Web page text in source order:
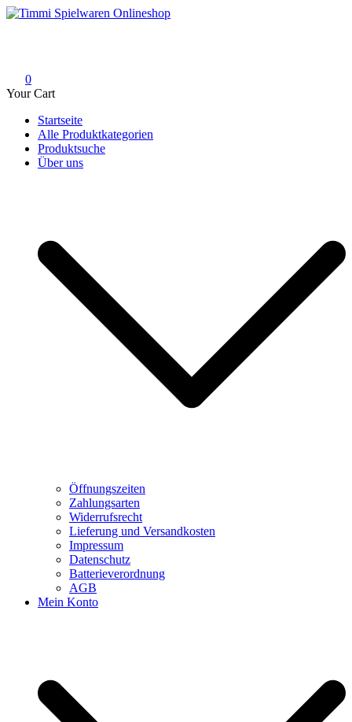
Skip
0
Your Cart
Startseite
Alle Produktkategorien
Produktsuche
Über uns
Öffnungszeiten
Zahlungsarten
Widerrufsrecht
Lieferung und Versandkosten
Impressum
Datenschutz
Batterieverordnung
AGB
Mein Konto